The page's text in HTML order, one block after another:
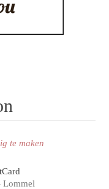
te maken
Lommel